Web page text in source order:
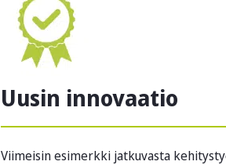
Uusin innovaatio
Viimeisin esimerkki jatkuvasta